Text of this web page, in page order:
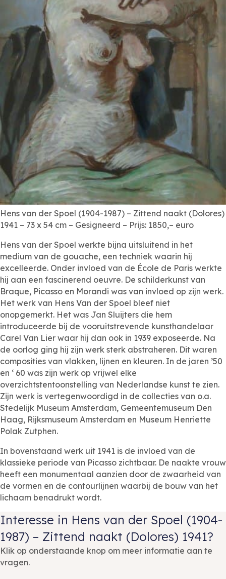
Hens van der Spoel (1904-1987) – Zittend naakt (Dolores)
1941 – 73 x 54 cm – Gesigneerd – Prijs: 1850,– euro
Hens van der Spoel werkte bijna uitsluitend in het
medium van de gouache, een techniek waarin hij
excelleerde. Onder invloed van de École de Paris werkte
hij aan een fascinerend oeuvre. De schilderkunst van
Braque, Picasso en Morandi was van invloed op zijn werk.
Het werk van Hens Van der Spoel bleef niet
onopgemerkt. Het was Jan Sluijters die hem
introduceerde bij de vooruitstrevende kunsthandelaar
Carel Van Lier waar hij dan ook in 1939 exposeerde. Na
de oorlog ging hij zijn werk sterk abstraheren. Dit waren
composities van vlakken, lijnen en kleuren. In de jaren ’50
en ‘ 60 was zijn werk op vrijwel elke
overzichtstentoonstelling van Nederlandse kunst te zien.
Zijn werk is vertegenwoordigd in de collecties van o.a.
Stedelijk Museum Amsterdam, Gemeentemuseum Den
Haag, Rijksmuseum Amsterdam en Museum Henriette
Polak Zutphen.
In bovenstaand werk uit 1941 is de invloed van de
klassieke periode van Picasso zichtbaar. De naakte vrouw
heeft een monumentaal aanzien door de zwaarheid van
de vormen en de contourlijnen waarbij de bouw van het
lichaam benadrukt wordt.
Interesse in Hens van der Spoel (1904-
1987) – Zittend naakt (Dolores) 1941?
Klik op onderstaande knop om meer informatie aan te
vragen.